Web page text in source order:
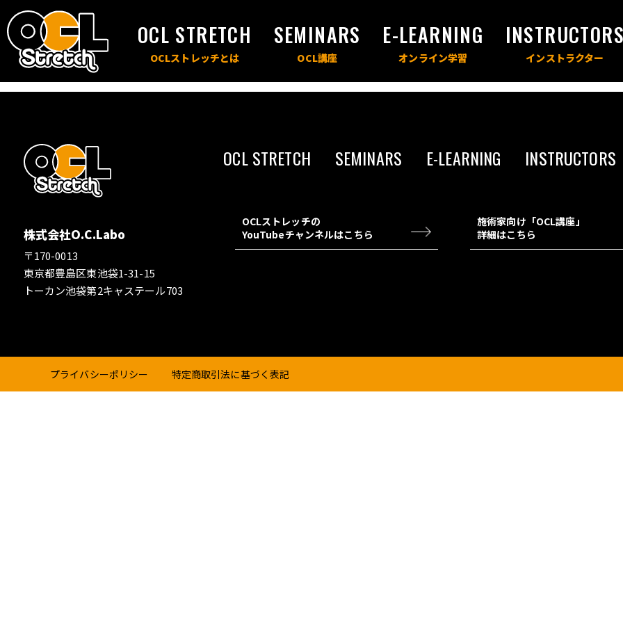
OCL STRETCH SEMINARS E-LEARNING INSTRUCTORS
株式会社O.C.Labo
〒170-0013
東京都豊島区東池袋1-31-15
トーカン池袋第2キャステール703
OCL STRETCH SEMINARS E-LEARNING INSTRUCTORS
OCLストレッチの
YouTubeチャンネルはこちら
施術家向け「OCL講座」
詳細はこちら
プライバシーポリシー 特定商取引法に基づく表記